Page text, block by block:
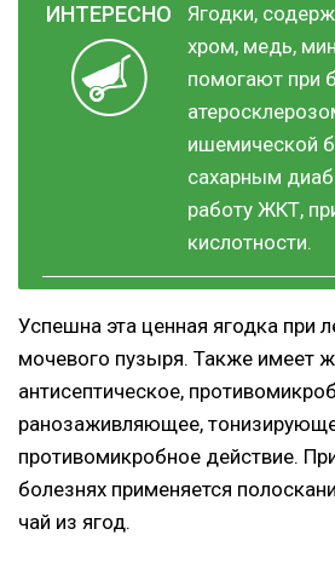
Ягодки,
хром, медь,
помогают при
ишемической
сахарным
работу ЖКТ,
кислотности.
Успешна эта ценная ягодка при
мочевого пузыря. Также имеет
антисептическое,
ранозаживляющее,
противомикробное действие.
болезнях применяется
чай из ягод.